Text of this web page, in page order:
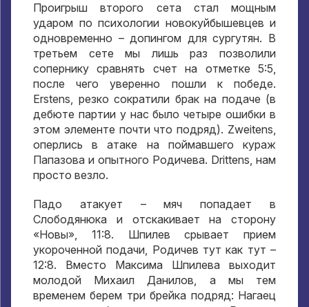
Проигрыш второго сета стал мощным
ударом по психологии новокуйбышевцев и
одновременно – допингом для сургутян. В
третьем сете мы лишь раз позволили
сопернику сравнять счет на отметке 5:5,
после чего уверенно пошли к победе.
Erstens, резко сократили брак на подаче (в
дебюте партии у нас было четыре ошибки в
этом элементе почти что подряд). Zweitens,
оперлись в атаке на поймавшего кураж
Папазова и опытного Родичева. Drittens, нам
просто везло.
Падо атакует – мяч попадает в
Слободянюка и отскакивает на сторону
«Новы», 11:8. Шпилев срывает прием
укороченной подачи, Родичев тут как тут –
12:8. Вместо Максима Шпилева выходит
молодой Михаил Данилов, а мы тем
временем берем три брейка подряд: Нагаец